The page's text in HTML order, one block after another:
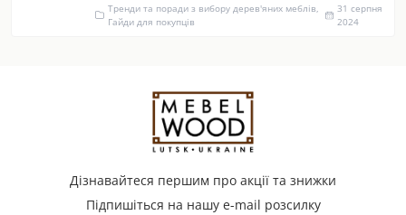
Тренди та поради з вибору дерев'яних меблів,
Гайди для покупців
31 серпня
2024
Дізнавайтеся першим про акції та знижки
Підпишіться на нашу e-mail розсилку